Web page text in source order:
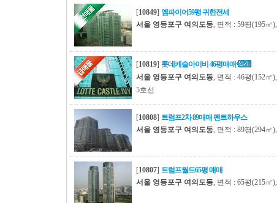
[10849] 엠파이어59평 귀한전세
서울 영등포구 여의도동, 면적 : 59평(195㎡
[10819] 롯데캐슬아이비 46평매매
서울 영등포구 여의도동, 면적 : 46평(152㎡
5호선
[10808] 트럼프2차 89매매 펜트하우스
서울 영등포구 여의도동, 면적 : 89평(294㎡
[10807] 트럼프월드65평 매매
서울 영등포구 여의도동, 면적 : 65평(215㎡